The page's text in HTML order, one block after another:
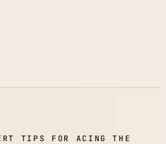
TIPS FOR ACING THE